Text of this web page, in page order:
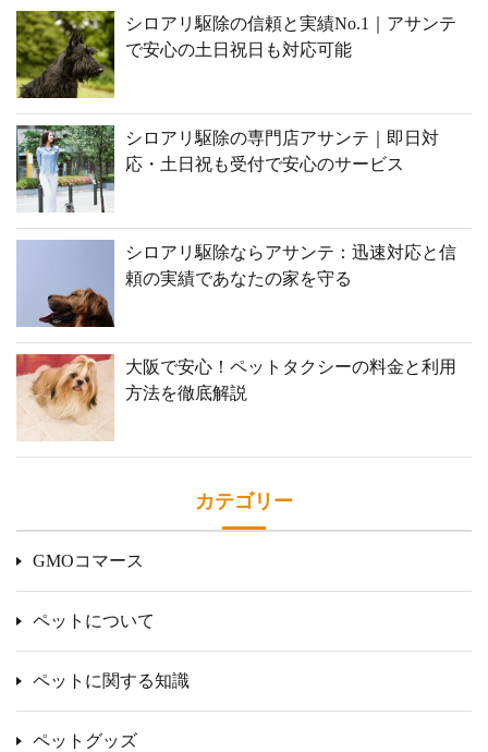
シロアリ駆除の信頼と実績No.1｜アサンテ
で安心の土日祝日も対応可能
シロアリ駆除の専門店アサンテ｜即日対
応・土日祝も受付で安心のサービス
シロアリ駆除ならアサンテ：迅速対応と信
頼の実績であなたの家を守る
大阪で安心！ペットタクシーの料金と利用
方法を徹底解説
カテゴリー
GMOコマース
ペットについて
ペットに関する知識
ペットグッズ